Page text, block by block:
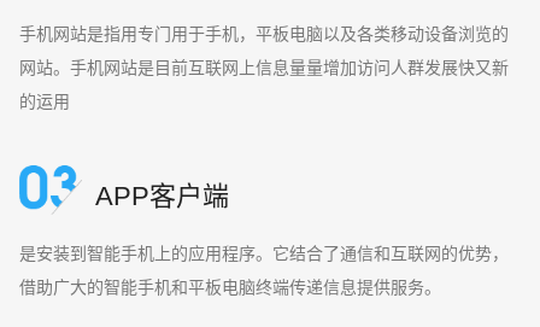
手机网站是指用专门用于手机，平板电脑以及各类移动设备浏览的
网站。手机网站是目前互联网上信息量量增加访问人群发展快又新
的运用
APP客户端
是安装到智能手机上的应用程序。它结合了通信和互联网的优势，
借助广大的智能手机和平板电脑终端传递信息提供服务。